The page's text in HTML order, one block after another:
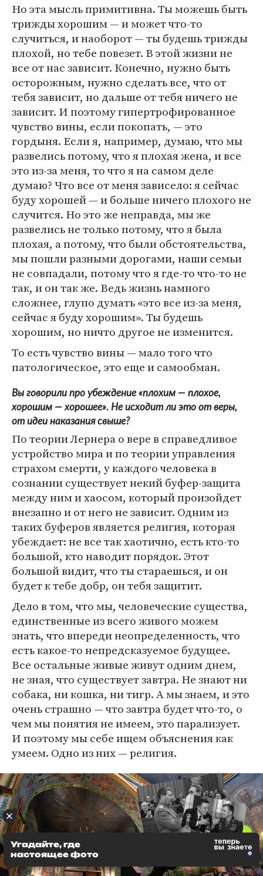
Но эта мысль примитивна. Ты можешь быть
трижды хорошим — и может что-то
случиться, и наоборот — ты будешь трижды
плохой, но тебе повезет. В этой жизни не
все от нас зависит. Конечно, нужно быть
осторожным, нужно сделать все, что от
тебя зависит, но дальше от тебя ничего не
зависит. И поэтому гипертрофированное
чувство вины, если покопать, — это
гордыня. Если я, например, думаю, что мы
развелись потому, что я плохая жена, и все
это из-за меня, то что я на самом деле
думаю? Что все от меня зависело: я сейчас
буду хорошей — и больше ничего плохого не
случится. Но это же неправда, мы же
развелись не только потому, что я была
плохая, а потому, что были обстоятельства,
мы пошли разными дорогами, наши семьи
не совпадали, потому что я где-то что-то не
так, и он так же. Ведь жизнь намного
сложнее, глупо думать «это все из-за меня,
сейчас я буду хорошим». Ты будешь
хорошим, но ничто другое не изменится.
То есть чувство вины — мало того что
патологическое, это еще и самообман.
Вы говорили про убеждение «плохим — плохое,
хорошим — хорошее». Не исходит ли это от веры,
от идеи наказания свыше?
По теории Лернера о вере в справедливое
устройство мира и по теории управления
страхом смерти, у каждого человека в
сознании существует некий буфер-защита
между ним и хаосом, который произойдет
внезапно и от него не зависит. Одним из
таких буферов является религия, которая
убеждает: не все так хаотично, есть кто-то
большой, кто наводит порядок. Этот
большой видит, что ты стараешься, и он
будет к тебе добр, он тебя защитит.
Дело в том, что мы, человеческие существа,
единственные из всего живого можем
знать, что впереди неопределенность, что
есть какое-то непредсказуемое будущее.
Все остальные живые живут одним днем,
не зная, что существует завтра. Не знают ни
собака, ни кошка, ни тигр. А мы знаем, и это
очень страшно — что завтра будет что-то, о
чем мы понятия не имеем, это парализует.
И поэтому мы себе ищем объяснения как
умеем. Одно из них — религия.
Угадайте, где
настоящее фото